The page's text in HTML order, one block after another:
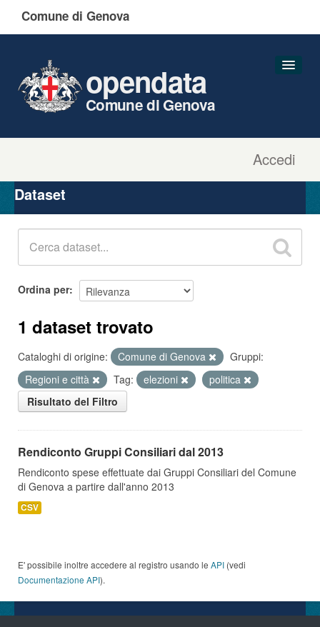
Comune di Genova
Accedi
opendata
Comune di Genova
Organizzazioni
Gruppi
Dataset
Ordina per
1 dataset trovato
Cataloghi di origine: Comune di Genova
Gruppi:
Regioni e città
Tag: elezioni
politica
Risultato del Filtro
Rendiconto Gruppi Consiliari dal 2013
Rendiconto spese effettuate dai Gruppi Consiliari del Comune
di Genova a partire dall'anno 2013
CSV
E' possibile inoltre accedere al registro usando le API (vedi
Documentazione API).